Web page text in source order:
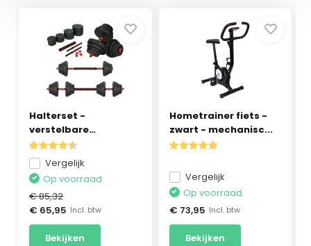
Halterset -
verstelbare
dumbbells - g...
Vergelijk
Op voorraad
€ 85,32
€ 65,95 Incl. btw
Bekijken
Hometrainer fiets -
zwart - mechanisc...
Vergelijk
Op voorraad
€ 73,95 Incl. btw
Bekijken